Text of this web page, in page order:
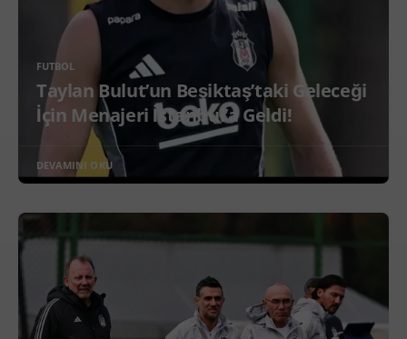
FUTBOL
Taylan Bulut’un Beşiktaş’taki Geleceği
İçin Menajeri İstanbul’a Geldi!
DEVAMINI OKU